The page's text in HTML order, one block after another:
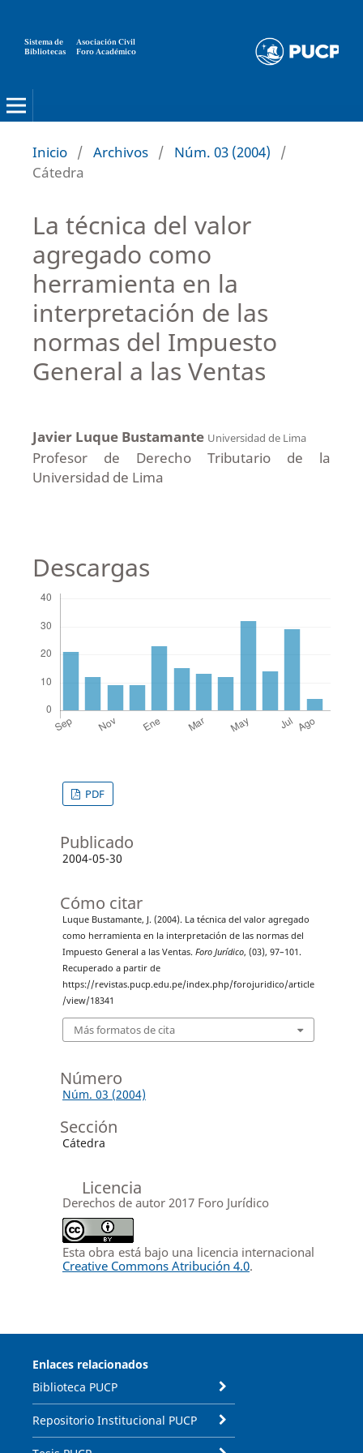
Sistema de
Bibliotecas
Asociación Civil
Foro Académico
Inicio / Archivos / Núm. 03 (2004)
/
Cátedra
La técnica del valor
agregado como
herramienta en la
interpretación de las
normas del Impuesto
General a las Ventas
Javier Luque Bustamante Universidad de Lima
Profesor de Derecho Tributario de la
Universidad de Lima
Descargas
PDF
Publicado
2004-05-30
Cómo citar
Luque Bustamante, J. (2004). La técnica del valor agregado
como herramienta en la interpretación de las normas del
Impuesto General a las Ventas. Foro Jurídico, (03), 97–101.
Recuperado a partir de
https://revistas.pucp.edu.pe/index.php/forojuridico/article
/view/18341
Más formatos de cita
Número
Núm. 03 (2004)
Sección
Cátedra
Licencia
Derechos de autor 2017 Foro Jurídico
Esta obra está bajo una licencia internacional
Creative Commons Atribución 4.0.
Enlaces relacionados
Biblioteca PUCP
Repositorio Institucional PUCP